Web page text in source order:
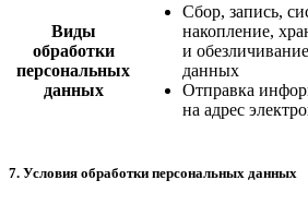
Виды
обработки
персональных
данных
Сбор, запись,
накопление,
и
данных
Отправка
на адрес
7. Условия обработки персональных данных